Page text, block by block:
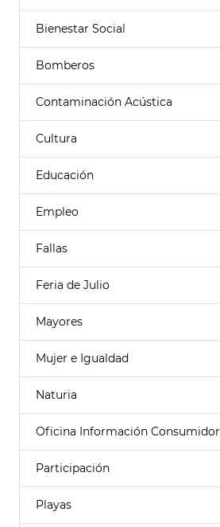
Bienestar Social
Bomberos
Contaminación Acústica
Cultura
Educación
Empleo
Fallas
Feria de Julio
Mayores
Mujer e Igualdad
Naturia
Oficina Información Consumidor
Participación
Playas